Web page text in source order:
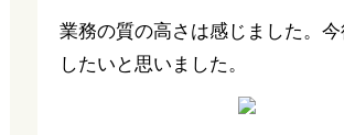
業務の質の高さは感じました。
したいと思いました。